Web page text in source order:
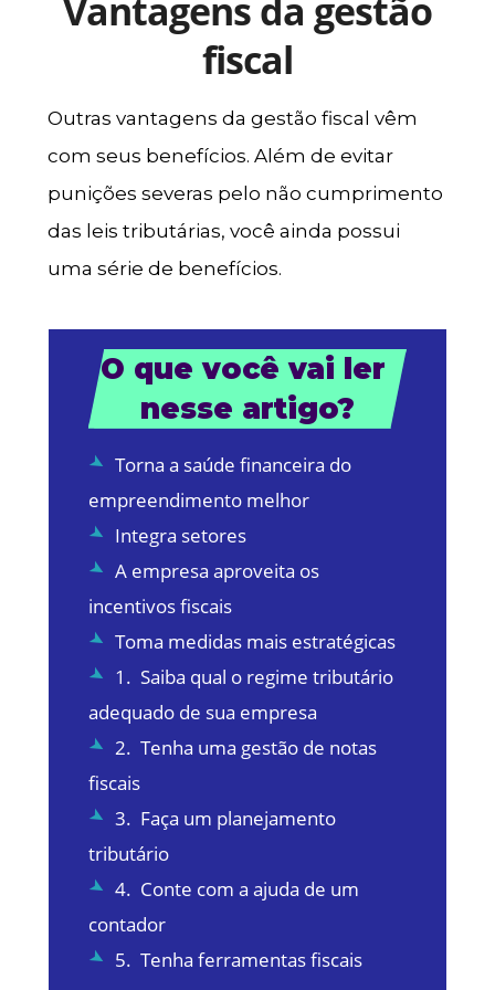
Vantagens da gestão
fiscal
Outras vantagens da gestão fiscal vêm
com seus benefícios. Além de evitar
punições severas pelo não cumprimento
das leis tributárias, você ainda possui
uma série de benefícios.
O que você vai ler
nesse artigo?
Torna a saúde financeira do
empreendimento melhor
Integra setores
A empresa aproveita os
incentivos fiscais
Toma medidas mais estratégicas
1. Saiba qual o regime tributário
adequado de sua empresa
2. Tenha uma gestão de notas
fiscais
3. Faça um planejamento
tributário
4. Conte com a ajuda de um
contador
5. Tenha ferramentas fiscais